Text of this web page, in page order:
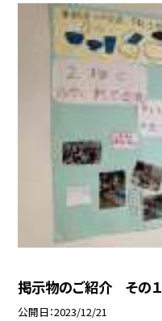
掲示物のご紹介 その１
公開日 2023/12/21